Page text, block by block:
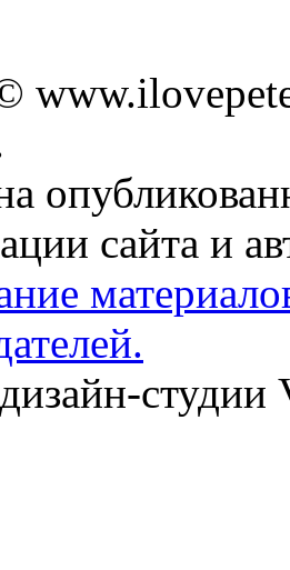
сайта и
студии